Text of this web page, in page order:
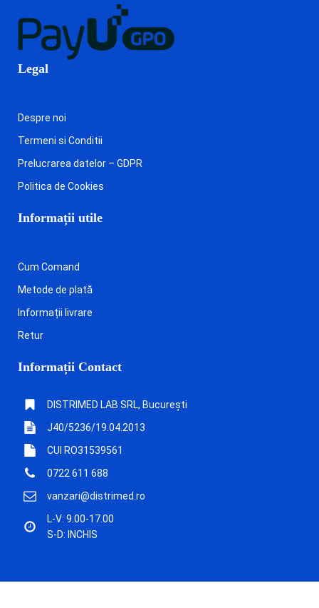
Legal
Despre noi
Termeni si Conditii
Prelucrarea datelor – GDPR
Politica de Cookies
Informații utile
Cum Comand
Metode de plată
Informații livrare
Retur
Informații Contact
DISTRIMED LAB SRL, București
J40/5236/19.04.2013
CUI RO31539561
0722 611 688
vanzari@distrimed.ro
L-V: 9.00-17.00
S-D: INCHIS